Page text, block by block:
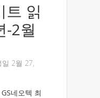
트 읽
-2월
일 2월 27,
네오텍 최